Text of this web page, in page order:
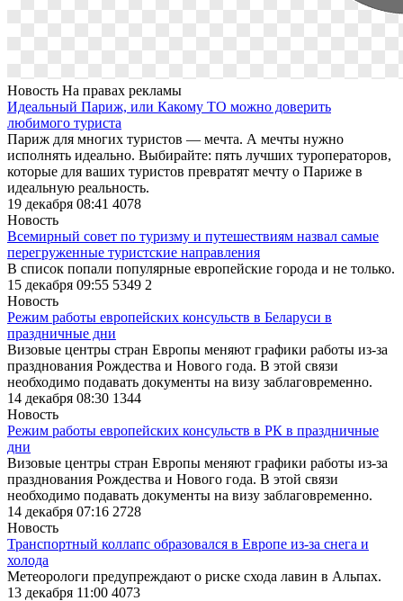
Новость На правах рекламы
Идеальный Париж, или Какому ТО можно доверить
любимого туриста
Париж для многих туристов ― мечта. А мечты нужно
исполнять идеально. Выбирайте: пять лучших туроператоров,
которые для ваших туристов превратят мечту о Париже в
идеальную реальность.
19 декабря 08:41 4078
Новость
Всемирный совет по туризму и путешествиям назвал самые
перегруженные туристские направления
В список попали популярные европейские города и не только.
15 декабря 09:55 5349 2
Новость
Режим работы европейских консульств в Беларуси в
праздничные дни
Визовые центры стран Европы меняют графики работы из-за
празднования Рождества и Нового года. В этой связи
необходимо подавать документы на визу заблаговременно.
14 декабря 08:30 1344
Новость
Режим работы европейских консульств в РК в праздничные
дни
Визовые центры стран Европы меняют графики работы из-за
празднования Рождества и Нового года. В этой связи
необходимо подавать документы на визу заблаговременно.
14 декабря 07:16 2728
Новость
Транспортный коллапс образовался в Европе из-за снега и
холода
Метеорологи предупреждают о риске схода лавин в Альпах.
13 декабря 11:00 4073